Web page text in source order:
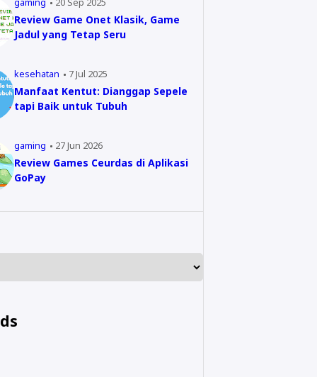
gaming 20 Sep 2025
Review Game Onet Klasik, Game
Jadul yang Tetap Seru
kesehatan 7 Jul 2025
Manfaat Kentut: Dianggap Sepele
tapi Baik untuk Tubuh
gaming 27 Jun 2026
Review Games Ceurdas di Aplikasi
GoPay